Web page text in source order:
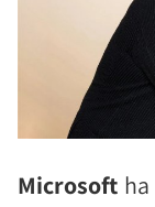
Microsoft